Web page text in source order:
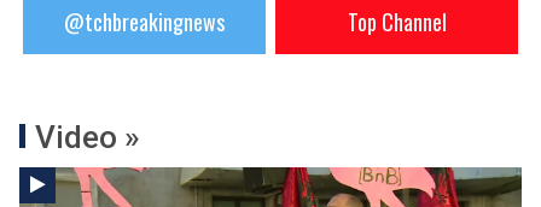
@tchbreakingnews Top Channel
Video »